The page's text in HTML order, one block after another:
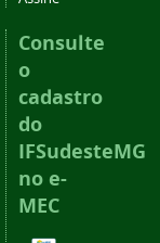
Consulte
o
cadastro
do
IFSudesteMG
no e-
MEC